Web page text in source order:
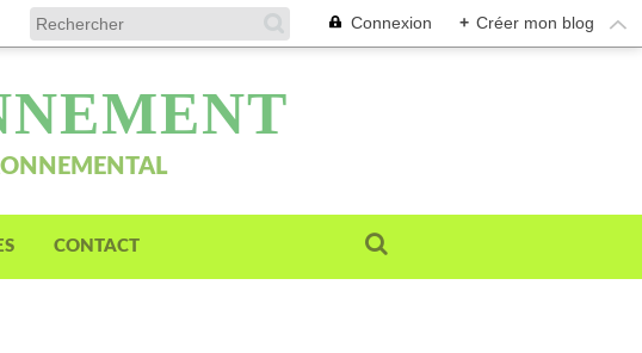
Connexion + Créer mon blog
CONTACT